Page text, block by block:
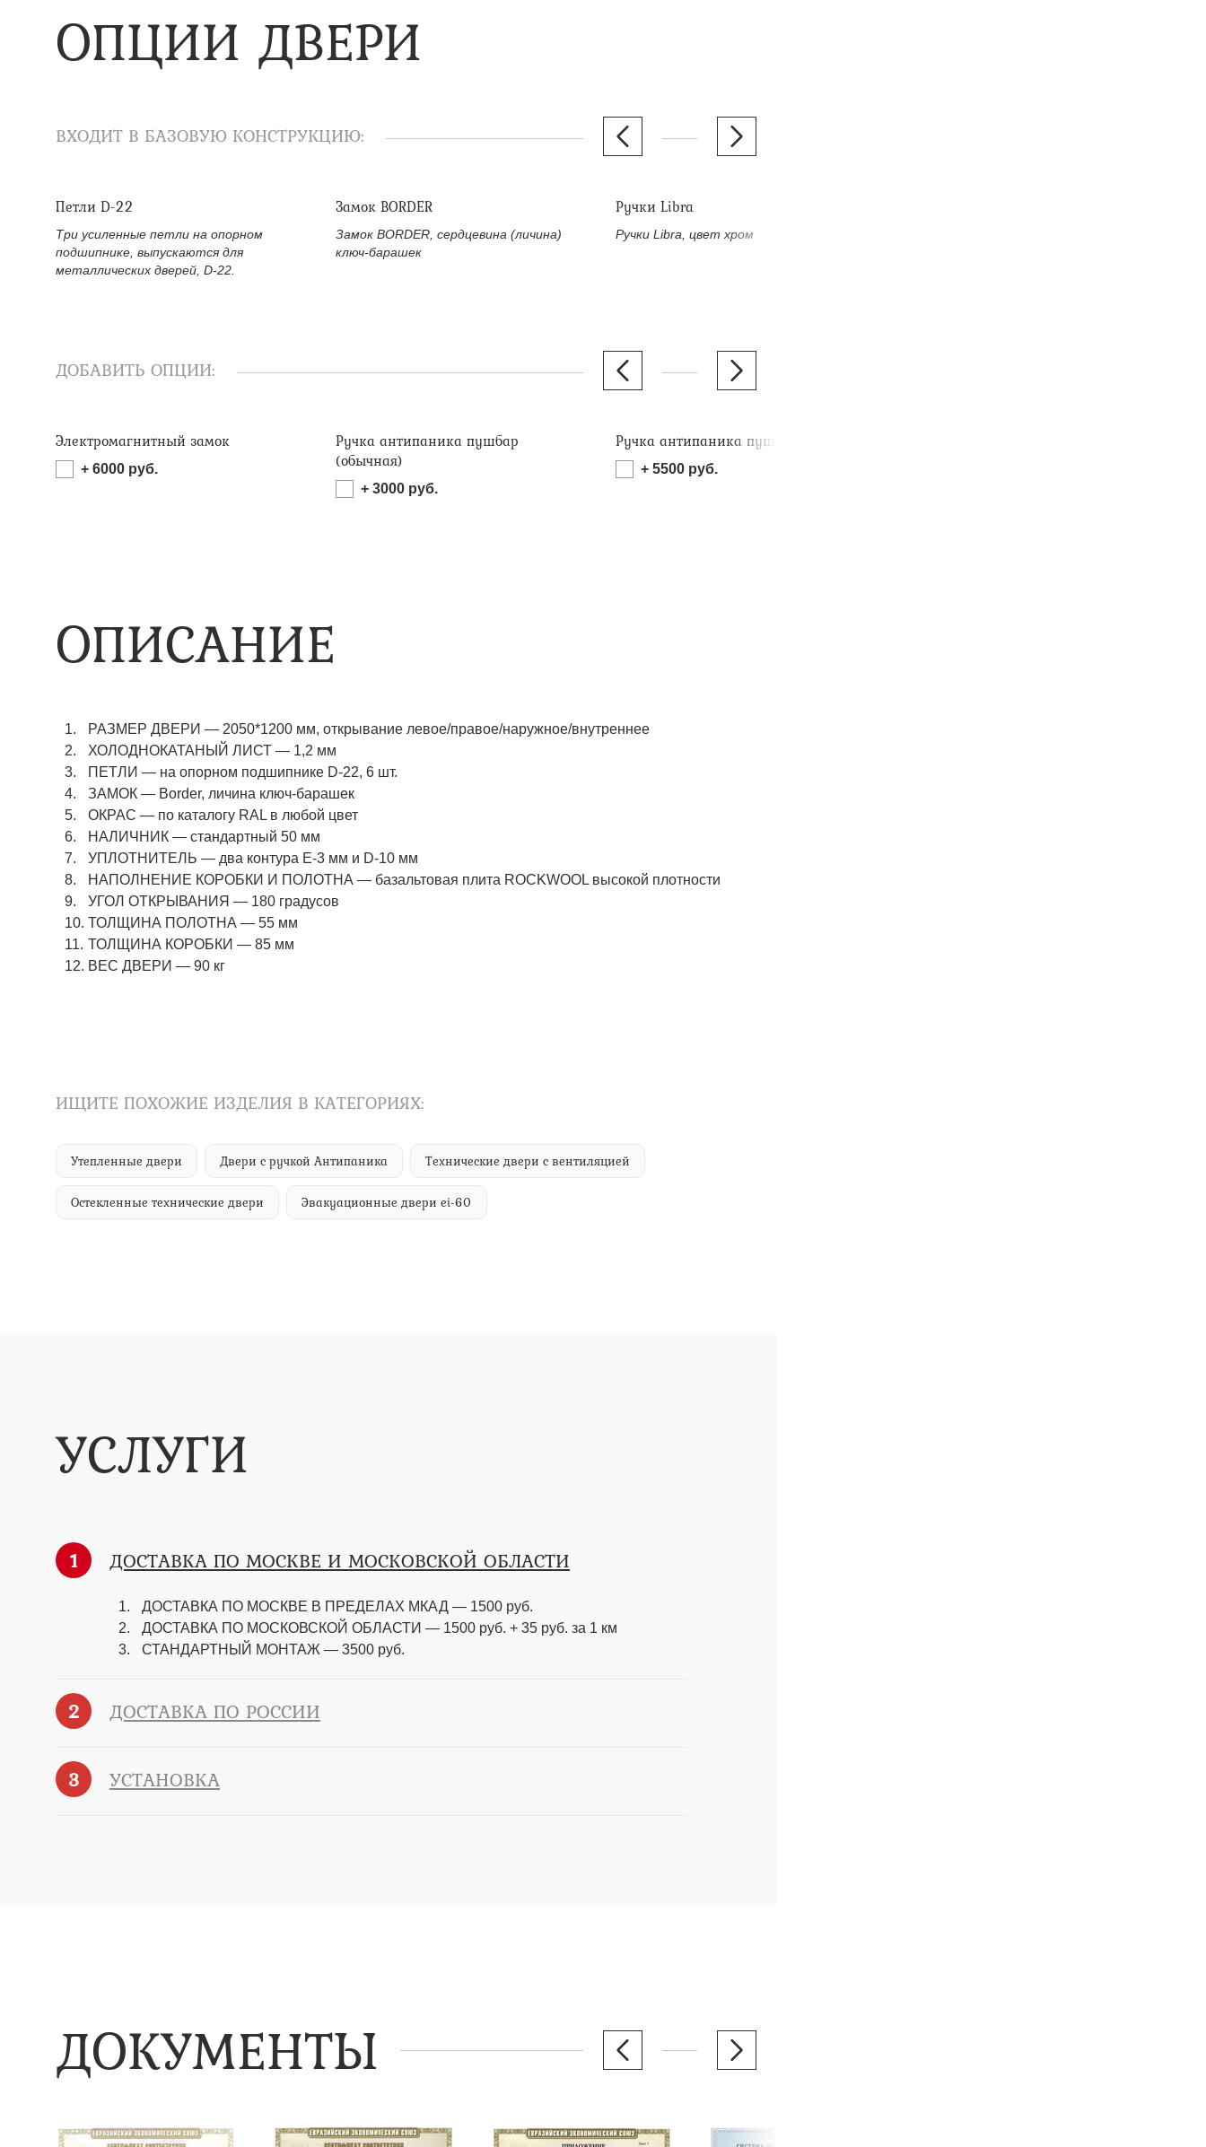
ОПЦИИ ДВЕРИ
ВХОДИТ В БАЗОВУЮ КОНСТРУКЦИЮ:
Петли D-22
Три усиленные петли на опорном
подшипнике, выпускаются для
металлических дверей, D-22.
Замок BORDER
Замок BORDER, сердцевина (личина)
ключ-барашек
Ручки Libra
Ручки Libra, цвет хром
ДОБАВИТЬ ОПЦИИ:
Электромагнитный замок
+ 6000 руб.
Ручка антипаника пушбар
(обычная)
+ 3000 руб.
Ручка антипаника пушбар (штанга)
+ 5500 руб.
ОПИСАНИЕ
РАЗМЕР ДВЕРИ — 2050*1200 мм, открывание левое/правое/наружное/внутреннее
ХОЛОДНОКАТАНЫЙ ЛИСТ — 1,2 мм
ПЕТЛИ — на опорном подшипнике D-22, 6 шт.
ЗАМОК — Border, личина ключ-барашек
ОКРАС — по каталогу RAL в любой цвет​​​​​​​
НАЛИЧНИК — стандартный 50 мм
УПЛОТНИТЕЛЬ — два контура Е-3 мм и D-10 мм
НАПОЛНЕНИЕ КОРОБКИ И ПОЛОТНА — базальтовая плита ROCKWOOL высокой плотности
УГОЛ ОТКРЫВАНИЯ — 180 градусов
ТОЛЩИНА ПОЛОТНА — 55 мм
ТОЛЩИНА КОРОБКИ — 85 мм
ВЕС ДВЕРИ — 90 кг
ИЩИТЕ ПОХОЖИЕ ИЗДЕЛИЯ В КАТЕГОРИЯХ:
Утепленные двери Двери с ручкой Антипаника Технические двери с вентиляцией
Остекленные технические двери Эвакуационные двери ei-60
УСЛУГИ
1 ДОСТАВКА ПО МОСКВЕ И МОСКОВСКОЙ ОБЛАСТИ
ДОСТАВКА ПО МОСКВЕ В ПРЕДЕЛАХ МКАД — 1500 руб.
ДОСТАВКА ПО МОСКОВСКОЙ ОБЛАСТИ — 1500 руб. + 35 руб. за 1 км
СТАНДАРТНЫЙ МОНТАЖ — 3500 руб.
2 ДОСТАВКА ПО РОССИИ
3 УСТАНОВКА
ДОКУМЕНТЫ